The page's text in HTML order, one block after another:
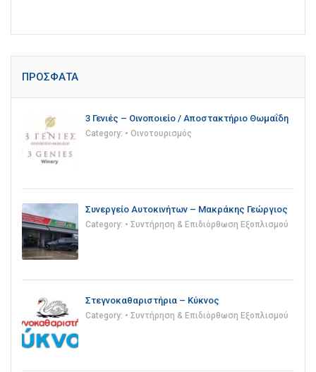
ΠΡΌΣΦΑΤΑ
3 Γενιές – Οινοποιείο / Αποστακτήριο Θωμαΐδη
Category: • Οινοτουρισμός
Συνεργείο Αυτοκινήτων – Μακράκης Γεώργιος
Category: • Συντήρηση & Επιδιόρθωση Εξοπλισμού
Στεγνοκαθαριστήρια – Κύκνος
Category: • Συντήρηση & Επιδιόρθωση Εξοπλισμού